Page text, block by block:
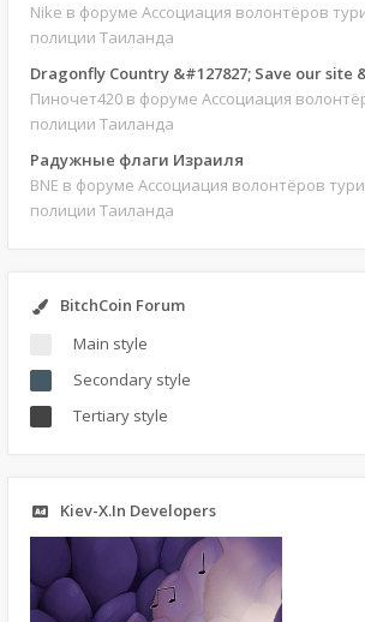
Nike в форуме Ассоциация волонтёров
полиции Таиланда
Dragonfly Country &#127827; Save our site
Пиночет420 в форуме Ассоциация
полиции Таиланда
Радужные флаги Израиля
BNE в форуме Ассоциация волонтёров
полиции Таиланда
BitchCoin Forum
Main style
Secondary style
Tertiary style
Kiev-X.In Developers